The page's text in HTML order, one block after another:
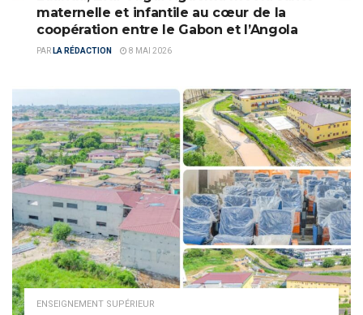
maternelle et infantile au cœur de la
coopération entre le Gabon et l’Angola
PAR LA RÉDACTION 8 MAI 2026
ENSEIGNEMENT SUPÉRIEUR